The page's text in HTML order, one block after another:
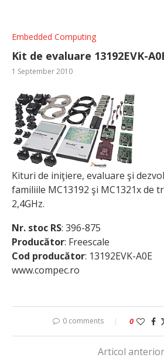
Embedded Computing
Kit de evaluare 13192EVK-
1 September 2010
Kituri de iniţiere, evaluare şi
familiile MC13192 şi MC1321x de
2,4GHz.
Nr. stoc RS: 396-875
Producător: Freescale
Cod producător: 13192EVK-A0E
www.compec.ro
0 comments 0
Articol anterior